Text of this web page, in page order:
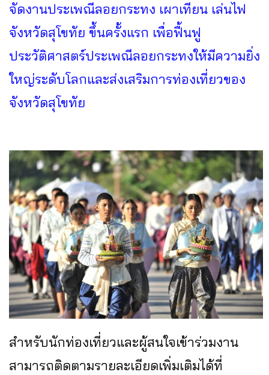
จัดงานประเพณีลอยกระทง เผาเทียน เล่นไฟ
จังหวัดสุโขทัย ขึ้นครั้งแรก เพื่อฟื้นฟู
ประวัติศาสตร์ประเพณีลอยกระทงให้มีความยิ่ง
ใหญ่ระดับโลกและส่งเสริมการท่องเที่ยวของ
จังหวัดสุโขทัย
สำหรับนักท่องเที่ยวและผู้สนใจเข้าร่วมงาน
สามารถติดตามรายละเอียดเพิ่มเติมได้ที่